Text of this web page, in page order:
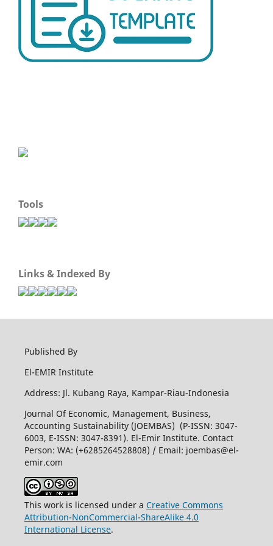
Tools
Links & Indexed By
Published By
El-EMIR Institute
Address: Jl. Kubang Raya, Kampar-Riau-Indonesia
Journal Of Economic, Management, Business,
Accounting Sustainability (JOEMBAS) (P-ISSN: 3047-
6003, E-ISSN: 3047-8391). El-Emir Institute. Contact
Person: WA: (+6285264528808) / Email: joembas@el-
emir.com
This work is licensed under a Creative Commons
Attribution-NonCommercial-ShareAlike 4.0
International License.